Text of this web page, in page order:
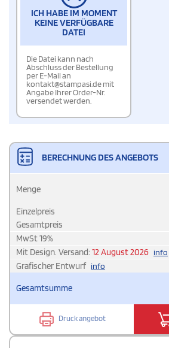
ICH HABE IM MOMENT
KEINE VERFÜGBARE
DATEI
Die Datei kann nach
Abschluss der Bestellung
per E-Mail an
kontakt@stampasi.de mit
Angabe Ihrer Order-Nr.
versendet werden.
BERECHNUNG DES ANGEBOTS
Menge
Einzelpreis
Gesamtpreis
MwSt19%
Mit Design. Versand: 12 August 2026 info
Grafischer Entwurf info
Gesamtsumme
Druck angebot